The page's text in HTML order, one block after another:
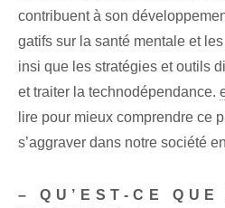
contribuent à son
gatifs sur la santé mentale et
insi que les stratégies et outils
et traiter la technodépendance.
lire pour mieux comprendre ce
s’aggraver dans notre société
– QU’EST-CE